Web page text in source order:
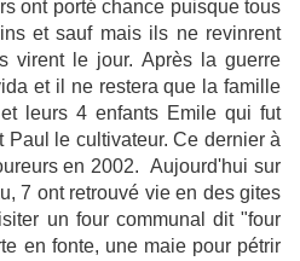
ont porté chance puisque tous
et sauf mais ils ne revinrent
virent le jour. Après la guerre
et il ne restera que la famille
leurs 4 enfants Emile qui fut
Paul le cultivateur. Ce dernier à
en 2002. Aujourd'hui sur
7 ont retrouvé vie en des gites
un four communal dit "four
en fonte, une maie pour pétrir